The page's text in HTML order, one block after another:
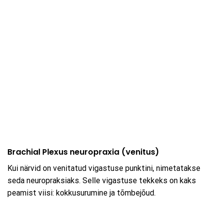
Brachial Plexus neuropraxia (venitus)
Kui närvid on venitatud vigastuse punktini, nimetatakse
seda neuropraksiaks. Selle vigastuse tekkeks on kaks
peamist viisi: kokkusurumine ja tõmbejõud.